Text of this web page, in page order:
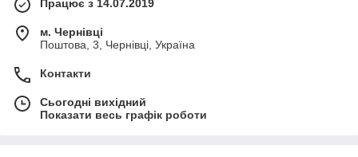
Працює з 14.07.2019
м. Чернівці
Поштова, 3, Чернівці, Україна
Контакти
Сьогодні вихідний
Показати весь графік роботи